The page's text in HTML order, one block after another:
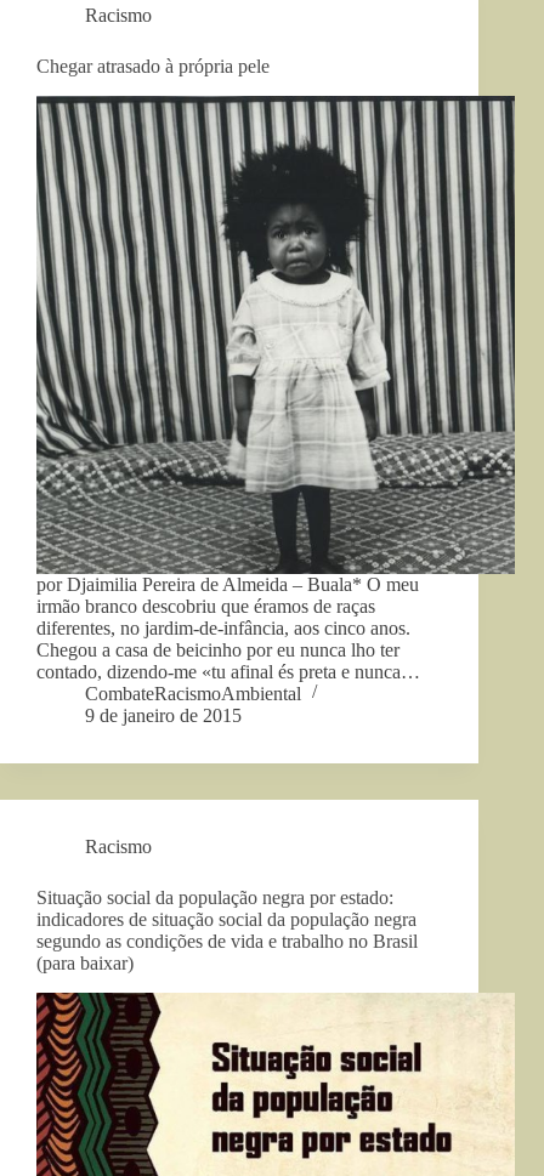
Racismo
Chegar atrasado à própria pele
por Djaimilia Pereira de Almeida – Buala* O meu
irmão branco descobriu que éramos de raças
diferentes, no jardim-de-infância, aos cinco anos.
Chegou a casa de beicinho por eu nunca lho ter
contado, dizendo-me «tu afinal és preta e nunca…
CombateRacismoAmbiental
9 de janeiro de 2015
Racismo
Situação social da população negra por estado:
indicadores de situação social da população negra
segundo as condições de vida e trabalho no Brasil
(para baixar)